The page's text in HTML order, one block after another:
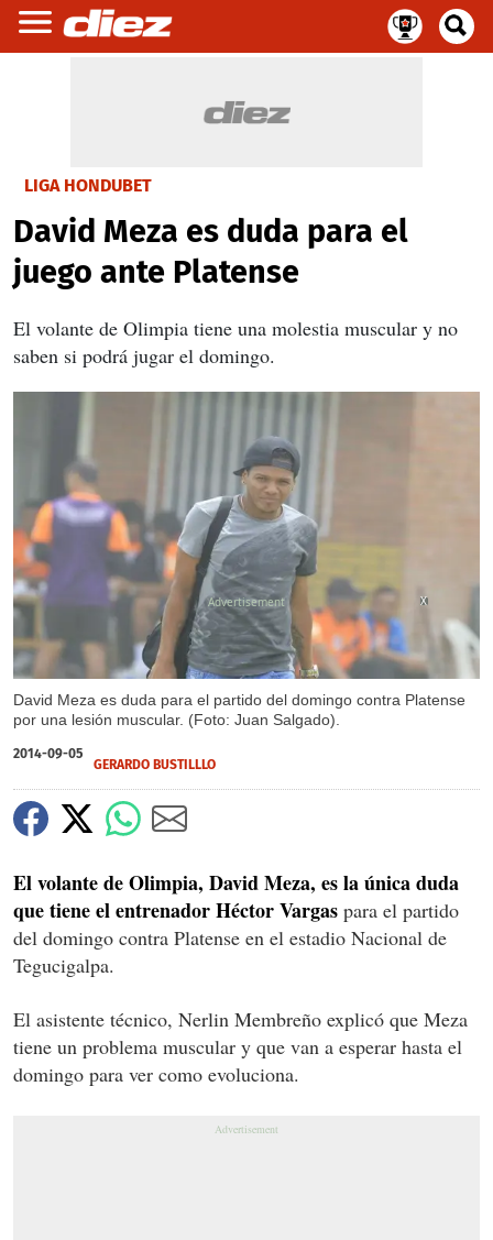
LIGA HONDUBET
David Meza es duda para el
juego ante Platense
El volante de Olimpia tiene una molestia muscular y no
saben si podrá jugar el domingo.
David Meza es duda para el partido del domingo contra Platense
por una lesión muscular. (Foto: Juan Salgado).
X
2014-09-05
GERARDO BUSTILLLO
El volante de Olimpia, David Meza, es la única duda
que tiene el entrenador Héctor Vargas para el partido
del domingo contra Platense en el estadio Nacional de
Tegucigalpa.
El asistente técnico, Nerlin Membreño explicó que Meza
tiene un problema muscular y que van a esperar hasta el
domingo para ver como evoluciona.